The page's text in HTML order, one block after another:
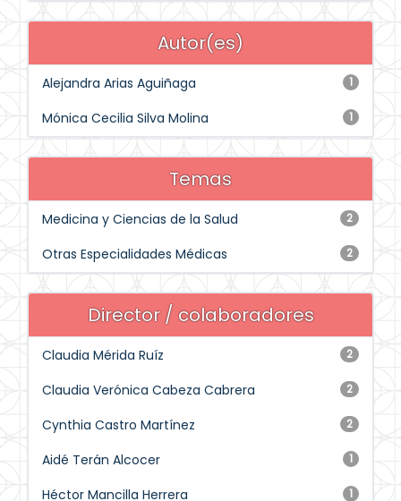
Autor(es)
1
Alejandra Arias Aguiñaga
1
Mónica Cecilia Silva Molina
Temas
2
Medicina y Ciencias de la Salud
2
Otras Especialidades Médicas
Director / colaboradores
2
Claudia Mérida Ruíz
2
Claudia Verónica Cabeza Cabrera
2
Cynthia Castro Martínez
1
Aidé Terán Alcocer
1
Héctor Mancilla Herrera